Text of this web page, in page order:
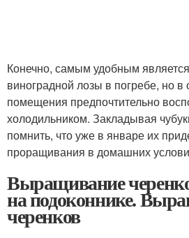
Конечно, самым удобным
виноградной лозы в погребе, но в
помещения предпочтительно
холодильником. Закладывая
помнить, что уже в январе их
проращивания в домашних
Выращивание
на подоконнике.
черенков